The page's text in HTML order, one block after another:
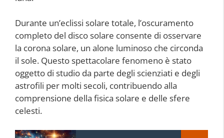
Durante un’eclissi solare totale, l’oscuramento
completo del disco solare consente di osservare
la corona solare, un alone luminoso che circonda
il sole. Questo spettacolare fenomeno è stato
oggetto di studio da parte degli scienziati e degli
astrofili per molti secoli, contribuendo alla
comprensione della fisica solare e delle sfere
celesti.